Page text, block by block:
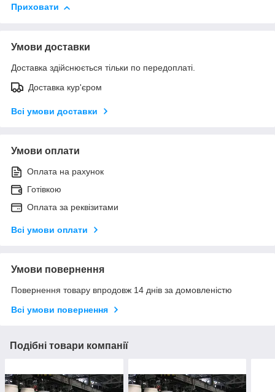
Приховати
Умови доставки
Доставка здійснюється тільки по передоплаті.
Доставка кур'єром
Всі умови доставки
Умови оплати
Оплата на рахунок
Готівкою
Оплата за реквізитами
Всі умови оплати
Умови повернення
Повернення товару впродовж 14 днів за домовленістю
Всі умови повернення
Подібні товари компанії